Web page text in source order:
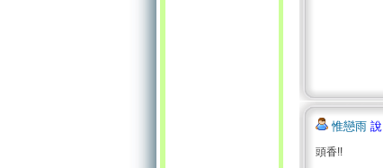
惟戀雨
頭香!!